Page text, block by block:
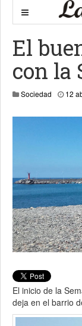
El
con la
Sociedad 12
El inicio de la
deja en el barrio